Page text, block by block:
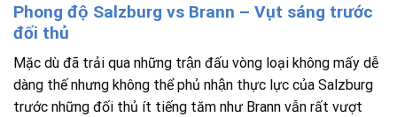
Phong độ Salzburg vs Brann – Vụt sáng trước
đối thủ
Mặc dù đã trải qua những trận đấu vòng loại không mấy dễ
dàng thế nhưng không thể phủ nhận thực lực của Salzburg
trước những đối thủ ít tiếng tăm như Brann vẫn rất vượt